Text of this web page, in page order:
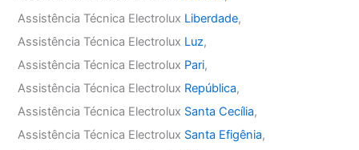
Assistência Técnica Electrolux Liberdade,
Assistência Técnica Electrolux Luz,
Assistência Técnica Electrolux Pari,
Assistência Técnica Electrolux República,
Assistência Técnica Electrolux Santa Cecília,
Assistência Técnica Electrolux Santa Efigênia,